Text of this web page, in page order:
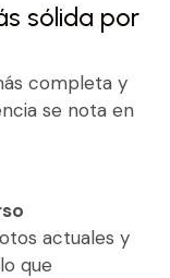
sólida por
completa y
se nota en
actuales y
que